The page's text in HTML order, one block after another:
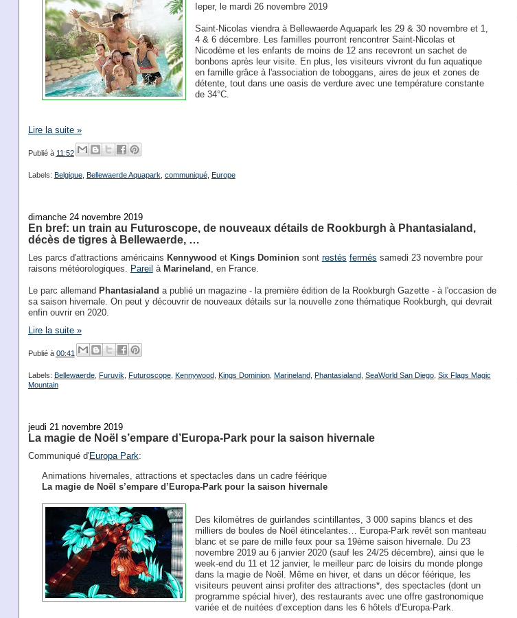
Ieper, le mardi 26 novembre 2019
Saint-Nicolas viendra à Bellewaerde Aquapark les 29 & 30 novembre et 1,
4 & 6 décembre. Les familles pourront rencontrer Saint-Nicolas et
Nicodème et les enfants de moins de 12 ans recevront un sachet de
bonbons après leur visite. En plus, les visiteurs vivront du fun aquatique
en famille grâce à l'association de toboggans, aires de jeux et zones de
détente, tout dans une oasis de verdure avec une température constante
de 34°C.
Lire la suite »
Publié à 11:52
Labels: Belgique, Bellewaerde Aquapark communiqué, Europe
dimanche 24 novembre 2019
En bref: un train au Futuroscope, de nouveaux détails de Rookburgh à Phantasialand,
décès de tigres à Bellewaerde, …
Les parcs d'attractions américains Kennywood et Kings Dominionsont restés fermés samedi 23 novembre pour
raisons météorologiques. Pareil à Marineland , en France.
Le parc allemand Phantasialand a publié un magazine - la première édition de la Rookburgh Gazette - à l'occasion de
sa saison hivernale. On peut y découvrir de nouveaux détails sur la nouvelle zone thématique Rookburgh, qui devrait
enfin ouvrir en 2020.
Lire la suite »
Publié à 00:41
Labels: Bellewaerde, Furuvik Futuroscope, Kennywood, Kings Dominion, Marineland, Phantasialand, SeaWorld San Diego, Six Flags Magic
Mountain
jeudi 21 novembre 2019
La magie de Noël s’empare d’Europa-Park pour la saison hivernale
Communiqué d'Europa Park:
Animations hivernales, attractions et spectacles dans un cadre féérique
La magie de Noël s’empare d’Europa-Park pour la saison hivernale
Des kilomètres de guirlandes scintillantes, 3 000 sapins blancs et des
milliers de boules de Noël étincelantes… Europa-Park revêt son manteau
blanc et se pare de mille feux pour sa 19ème saison hivernale. Du 23
novembre 2019 au 6 janvier 2020 (sauf les 24/25 décembre), ainsi que le
week-end du 11 et 12 janvier, le meilleur parc de loisirs du monde plonge
dans la magie de Noël. Même en hiver, et dans un décor féérique, les
visiteurs peuvent ainsi profiter des attractions*, des spectacles (dont un
programme spécial hiver), des restaurants avec une offre gastronomique
variée et de nuitées d’exception dans les 6 hôtels d’Europa-Park.